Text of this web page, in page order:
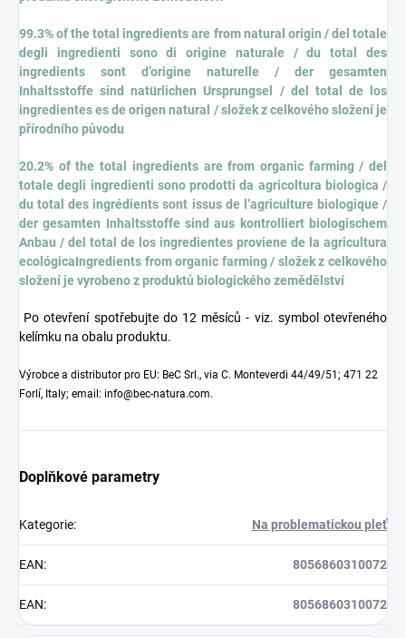
99.3%of the total ingredients are from natural origin / del totale
degli ingredienti sono di origine naturale / du total des
ingredients sont d’origine naturelle / der gesamten
Inhaltsstoffe sind natürlichen Ursprungsel / del total de los
ingredientes es de origen natural / složek z celkového složení je
přírodního původu
20.2% of the total ingredients are from organic farming / del
totale degli ingredienti sono prodotti da agricoltura biologica /
du total des ingrédients sont issus de l’agriculture biologique /
der gesamten Inhaltsstoffe sind aus kontrolliert biologischem
Anbau / del total de los ingredientes proviene de la agricultura
ecológicaIngredients from organic farming / složek z celkového
složení je vyrobeno z produktů biologického zemědělství
Po otevření spotřebujte do 12 měsíců - viz. symbol otevřeného
kelímku na obalu produktu.
Výrobce a distributor pro EU: BeC Srl., via C. Monteverdi 44/49/51; 471 22
Forlí, Italy; email: info@bec-natura.com.
Doplňkové parametry
Kategorie: Na problematickou pleť
EAN: 8056860310072
EAN: 8056860310072